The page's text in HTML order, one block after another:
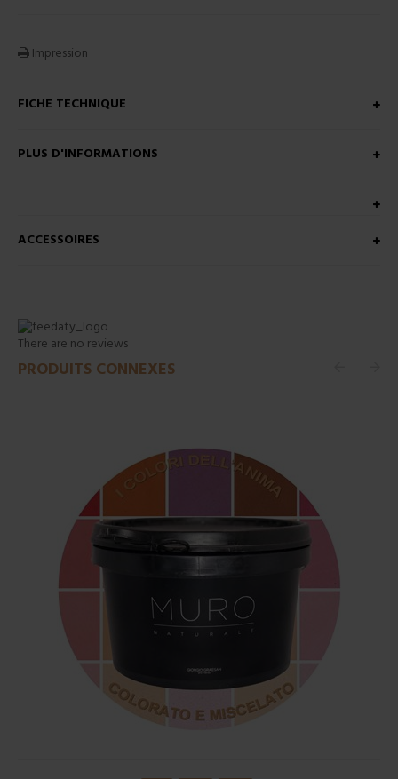
Impression
FICHE TECHNIQUE
PLUS D'INFORMATIONS
ACCESSOIRES
There are no reviews
PRODUITS CONNEXES